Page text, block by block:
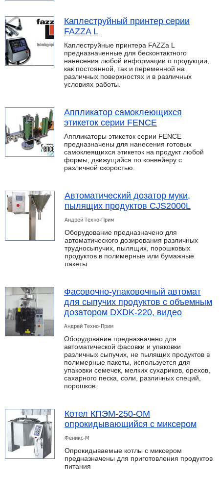
Каплеструйный принтер серии
FAZZA L
Каплеструйные принтера FAZZa L
предназначенные для бесконтактного
нанесения любой информации о продукции,
как постоянной, так и переменной на
различных поверхностях и в различных
условиях работы.
Аппликатор самоклеющихся
этикеток серии FENCE
Аппликаторы этикеток серии FENCE
предназначены для нанесения готовых
самоклеящихся этикеток на продукт любой
формы, движущийся по конвейеру с
различной скоростью.
Автоматический дозатор муки,
пылящих продуктов CJS2000L
Андрей Техно-Прим
Оборудование предназначено для
автоматического дозирования различных
трудносыпучих, пылящих, порошковых
продуктов в полимерные или бумажные
пакеты
Фасовочно-упаковочный автомат
для сыпучих продуктов с объемным
дозатором DXDK-220, видео
Андрей Техно-Прим
Оборудование предназначено для
автоматической фасовки и упаковки
различных сыпучих, не пылящих продуктов в
полимерные пакеты, используется для
упаковки семечек, мелких сухариков, орехов,
сахарного песка, соли, различных специй,
порошков
Котел КПЭМ-250-ОМ
опрокидывающийся с миксером
Феникс-М
Опрокидываемые котлы с миксером
предназначены для приготовления продуктов
питания